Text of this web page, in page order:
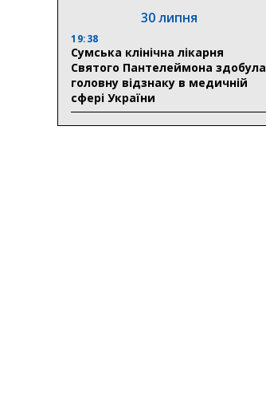
30 липня
19:38
Сумська клінічна лікарня
Святого Пантелеймона здобула
головну відзнаку в медичній
сфері України